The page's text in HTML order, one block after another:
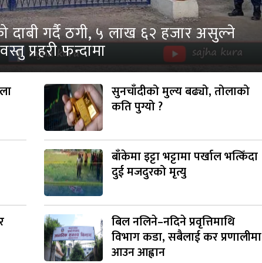
गर्दै ठगी, ५ लाख ६२ हजार असुल्ने
प्रहरी फन्दामा
सुनचाँदीको मुल्य बढ्यो, तोलाको
कति पुग्यो ?
बाँकेमा इट्टा भट्टामा पर्खाल भत्किँदा
दुई मजदुरको मृत्यु
बिल नलिने–नदिने प्रवृत्तिमाथि
विभाग कडा, सबैलाई कर प्रणालीमा
आउन आह्वान